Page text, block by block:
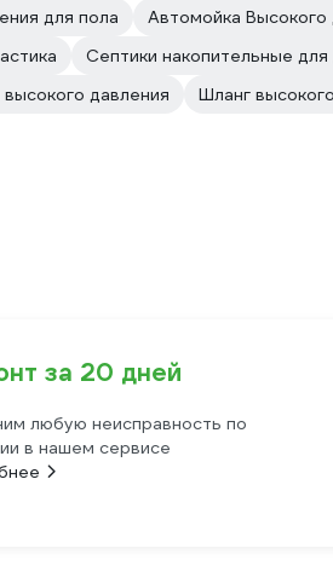
для пола Автомойка
Септики накопительные для
давления Шланг
за 20 дней
любую неисправность по
в нашем сервисе